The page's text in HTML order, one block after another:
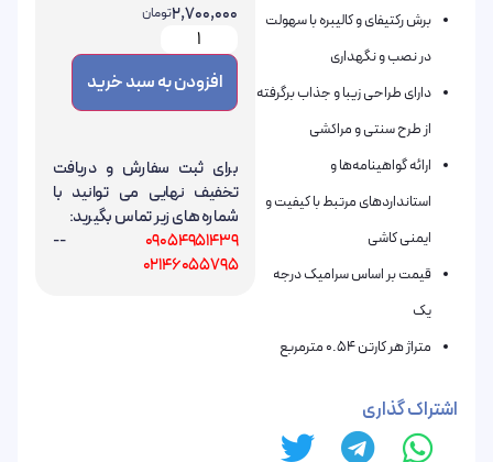
برش رکتیفای و کالیبره با سهولت
در نصب و نگهداری
دارای طراحی زیبا و جذاب برگرفته
از طرح سنتی و مراکشی
ارائه گواهینامه‌ها و
استانداردهای مرتبط با کیفیت و
ایمنی کاشی
قیمت بر اساس سرامیک درجه
یک
متراژ هر کارتن 0.54 مترمربع
اشتراک گذاری
2,700,000تومان
افزودن به سبد خرید
برای ثبت سفارش و دریافت
تخفیف نهایی می توانید با
شماره های زیر تماس بگیرید:
09054951439
--
02146055795